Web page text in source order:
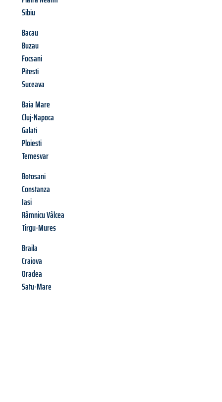
Sibiu
Bacau
Buzau
Focsani
Pitesti
Suceava
Baia Mare
Cluj-Napoca
Galati
Ploiesti
Temesvar
Botosani
Constanza
Iasi
Râmnicu Vâlcea
Tirgu-Mures
Braila
Craiova
Oradea
Satu-Mare